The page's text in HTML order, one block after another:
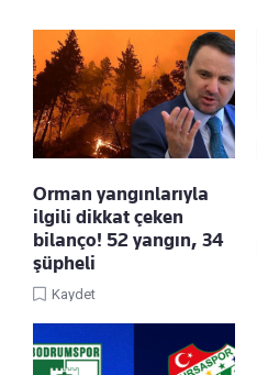
Orman yangınlarıyla
ilgili dikkat çeken
bilanço! 52 yangın, 34
şüpheli
Kaydet